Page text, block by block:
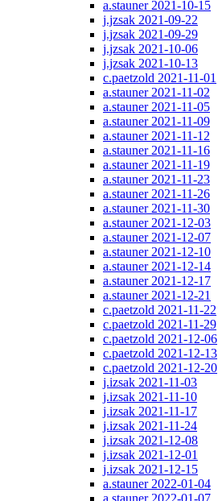
a.stauner 2021-10-15
j.jzsak 2021-09-22
j.jzsak 2021-09-29
j.jzsak 2021-10-06
j.jzsak 2021-10-13
c.paetzold 2021-11-01
a.stauner 2021-11-02
a.stauner 2021-11-05
a.stauner 2021-11-09
a.stauner 2021-11-12
a.stauner 2021-11-16
a.stauner 2021-11-19
a.stauner 2021-11-23
a.stauner 2021-11-26
a.stauner 2021-11-30
a.stauner 2021-12-03
a.stauner 2021-12-07
a.stauner 2021-12-10
a.stauner 2021-12-14
a.stauner 2021-12-17
a.stauner 2021-12-21
c.paetzold 2021-11-22
c.paetzold 2021-11-29
c.paetzold 2021-12-06
c.paetzold 2021-12-13
c.paetzold 2021-12-20
j.izsak 2021-11-03
j.izsak 2021-11-10
j.izsak 2021-11-17
j.izsak 2021-11-24
j.izsak 2021-12-08
j.izsak 2021-12-01
j.izsak 2021-12-15
a.stauner 2022-01-04
a.stauner 2022-01-07